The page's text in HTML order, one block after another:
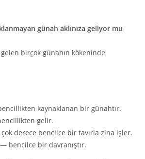
günah aklınıza geliyor mu
birçok günahın kökeninde
kaynaklanan bir günahtır.
gelir.
derece bencilce bir tavırla zina işler.
bencilce bir davranıştır.